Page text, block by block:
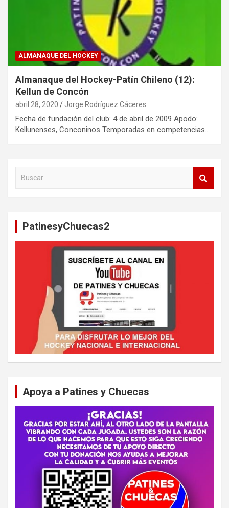
ALMANAQUE DEL HOCKEY
Almanaque del Hockey-Patín Chileno (12):
Kellun de Concón
abril 28, 2020 Jorge Rodríguez Cáceres
Fecha de fundación del club: 4 de abril de 2009 Apodo:
Kellunenses, Conconinos Temporadas en competencias…
PatinesyChuecas2
Apoya a Patines y Chuecas